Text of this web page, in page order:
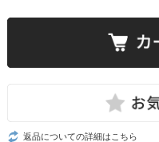
返品についての詳細はこちら